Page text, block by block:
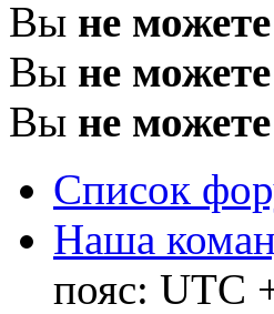
Вы не можете
Вы не можете
Вы не можете
Список
Наша
пояс: UTC